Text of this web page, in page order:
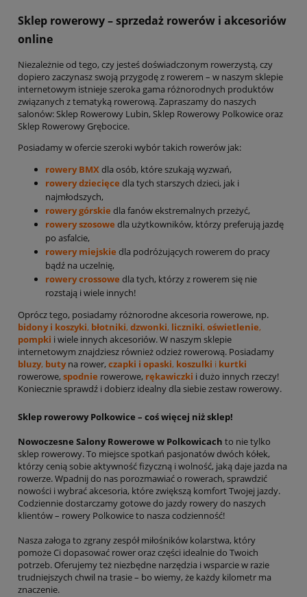
Sklep rowerowy – sprzedaż rowerów i akcesoriów
online
Niezależnie od tego, czy jesteś doświadczonym rowerzystą, czy
dopiero zaczynasz swoją przygodę z rowerem – w naszym sklepie
internetowym istnieje szeroka gama różnorodnych produktów
związanych z tematyką rowerową. Zapraszamy do naszych
salonów: Sklep Rowerowy Lubin, Sklep Rowerowy Polkowice oraz
Sklep Rowerowy Grębocice.
Posiadamy w ofercie szeroki wybór takich rowerów jak:
rowery BMXdla osób, które szukają wyzwań,
rowery dziecięce dla tych starszych dzieci, jak i
najmłodszych,
rowery górskie dla fanów ekstremalnych przeżyć,
rowery szosowe dla użytkowników, którzy preferują jazdę
po asfalcie,
rowery miejskie dla podróżujących rowerem do pracy
bądź na uczelnię,
rowery crossowe dla tych, którzy z rowerem się nie
rozstają i wiele innych!
Oprócz tego, posiadamy różnorodne akcesoria rowerowe, np.
bidony i koszyki, błotniki, dzwonki, liczniki, oświetlenie,
pompki i wiele innych akcesoriów. W naszym sklepie
internetowym znajdziesz również odzież rowerową. Posiadamy
bluzy, butyna rower, czapki i opaski, koszulki i kurtki
rowerowe, spodnie rowerowe, rękawiczki i dużo innych rzeczy!
Koniecznie sprawdź i dobierz idealny dla siebie zestaw rowerowy.
Sklep rowerowy Polkowice – coś więcej niż sklep!
Nowoczesne Salony Rowerowe w Polkowicach to nie tylko
sklep rowerowy. To miejsce spotkań pasjonatów dwóch kółek,
którzy cenią sobie aktywność fizyczną i wolność, jaką daje jazda na
rowerze. Wpadnij do nas porozmawiać o rowerach, sprawdzić
nowości i wybrać akcesoria, które zwiększą komfort Twojej jazdy.
Codziennie dostarczamy gotowe do jazdy rowery do naszych
klientów – rowery Polkowice to nasza codzienność!
Nasza załoga to zgrany zespół miłośników kolarstwa, który
pomoże Ci dopasować rower oraz części idealnie do Twoich
potrzeb. Oferujemy też niezbędne narzędzia i wsparcie w razie
trudniejszych chwil na trasie – bo wiemy, że każdy kilometr ma
znaczenie.